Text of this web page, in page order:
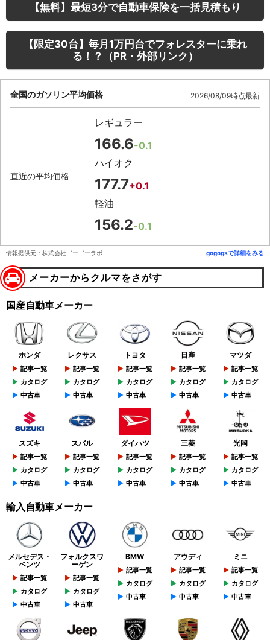
【無料】最短3分で自動車保険を一括見積もり
【限定30台】毎月1万円台でフォレスターに乗れ
る！？（PR・外部リンク）
全国のガソリン平均価格 2026/08/09時点最新
直近の平均価格
レギュラー
166.6-0.1
ハイオク
177.7+0.1
軽油
156.2-0.1
情報提供元：株式会社ゴーゴーラボ gogogsで詳細をみる
メーカーからクルマをさがす
国産自動車メーカー
ホンダ
記事一覧
カタログ
中古車
レクサス
記事一覧
カタログ
中古車
トヨタ
記事一覧
カタログ
中古車
日産
記事一覧
カタログ
中古車
マツダ
記事一覧
カタログ
中古車
スズキ
記事一覧
カタログ
中古車
スバル
記事一覧
カタログ
中古車
ダイハツ
記事一覧
カタログ
中古車
三菱
記事一覧
カタログ
中古車
光岡
記事一覧
カタログ
中古車
輸入自動車メーカー
メルセデス・
ベンツ
記事一覧
カタログ
中古車
フォルクスワ
ーゲン
記事一覧
カタログ
中古車
BMW
記事一覧
カタログ
中古車
アウディ
記事一覧
カタログ
中古車
ミニ
記事一覧
カタログ
中古車